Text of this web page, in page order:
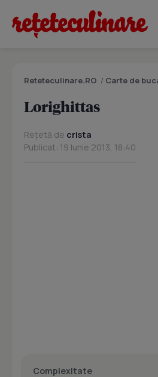
Reteteculinare.RO / Carte de
Lorighittas
Rețetă de crista
Publicat: 19 Iunie 2013, 18:40
Complexitate